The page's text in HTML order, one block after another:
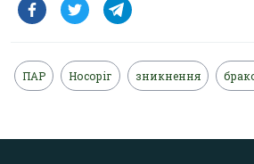
ПАР Носоріг зникнення